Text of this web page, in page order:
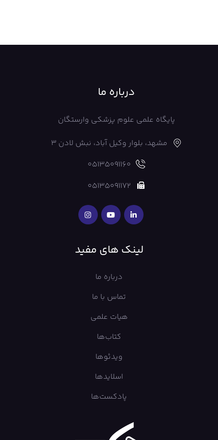
درباره ما
پایگاه علمی علوم پزشکی وارستگان
مشهد، بلوار وکیل آباد، نبش لادن 3
05135091160
05135091172
لینک های مفید
درباره ما
تماس با ما
هیات علمی
کتاب‌ها
ویدئوها
اسلایدها
پادکست‌ها